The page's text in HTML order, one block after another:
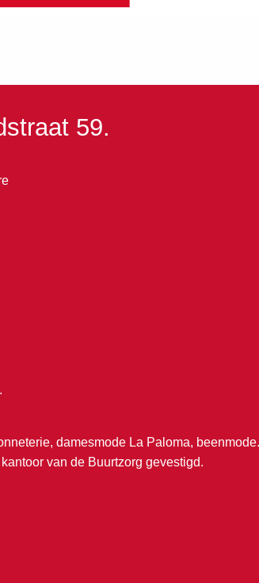
59.
damesmode La Paloma,
van de Buurtzorg gevestigd.